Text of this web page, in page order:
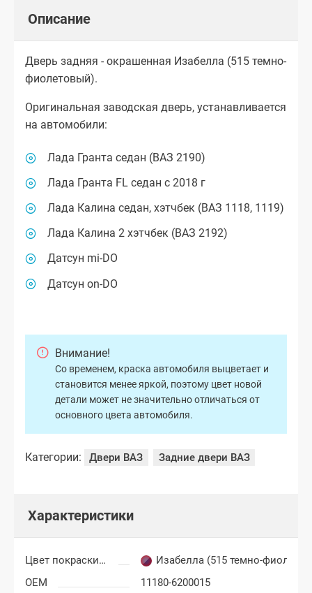
Описание
Дверь задняя - окрашенная Изабелла (515 темно-
фиолетовый).
Оригинальная заводская дверь, устанавливается
на автомобили:
Лада Гранта седан (ВАЗ 2190)
Лада Гранта FL седан с 2018 г
Лада Калина седан, хэтчбек (ВАЗ 1118, 1119)
Лада Калина 2 хэтчбек (ВАЗ 2192)
Датсун mi-DO
Датсун on-DO
Внимание!
Со временем, краска автомобиля выцветает и
становится менее яркой, поэтому цвет новой
детали может не значительно отличаться от
основного цвета автомобиля.
Категории: Двери ВАЗ Задние двери ВАЗ
Характеристики
Цвет покраски Лада Калина
Изабелла (515 темно-
OEM
11180-6200015